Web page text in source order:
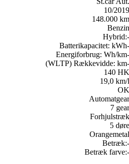
10/2019
148.000 km
Benzin
Hybrid:-
Batterikapacitet: -
kWh
Energiforbrug: -
Wh/km
(WLTP) Rækkevidde: -
km
140 HK
19,0 km/l
OK
Automatgear
7 gear
Forhjulstræk
5 døre
Orangemetal
Betræk:-
Betræk farve:-